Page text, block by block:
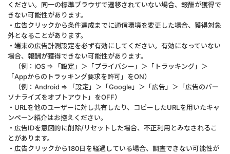
ください。同一の標準ブラウザで遷移されていない場合、報酬が獲得で
きない可能性があります。
・広告クリックから条件達成までに通信環境を変更した場合、獲得対象
外となることがあります。
・端末の広告計測設定を必ず有効にしてください。有効になっていない
場合、報酬が獲得できない可能性があります。
（例：iOS ⇒ 「設定」＞「プライバシー」＞「トラッキング」＞
「Appからのトラッキング要求を許可」をON）
（例：Android ⇒ 「設定」＞「Google」＞「広告」＞「広告のパー
ソナライズをオプトアウト」をOFF）
・URLを他のユーザーに対し共有したり、コピーしたURLを用いたキャ
ンペーン紹介はお控えください。
・広告IDを意図的に削除/リセットした場合、不正利用とみなされるこ
とがあります。
・広告クリックから180日を経過している場合、調査できない可能性が